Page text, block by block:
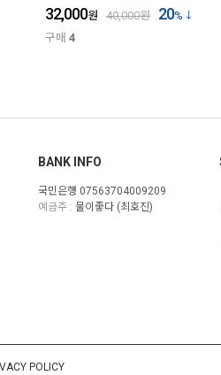
32,000원 40,000원 20%
구매 4
BANK INFO
국민은행 07563704009209
예금주 : 물이좋다 (최호진)
POLICY